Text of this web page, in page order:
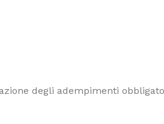
degli adempimenti